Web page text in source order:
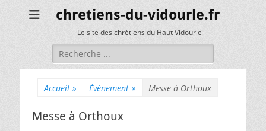
chretiens-du-vidourle.fr
Le site des chrétiens du Haut Vidourle
Rechercher :
Accueil » Évènement » Messe à Orthoux
Messe à Orthoux